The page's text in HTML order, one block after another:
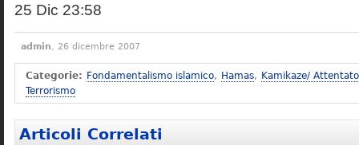
25 Dic 23:58
admin, 26 dicembre 2007
Categorie: Fondamentalismo islamico, Hamas, Kamikaze/
Terrorismo
Articoli Correlati